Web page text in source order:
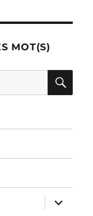
MOT(S)
ouvrir
le